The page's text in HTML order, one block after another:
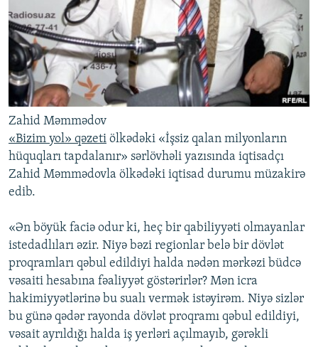
Zahid Məmmədov
«Bizim yol» qəzeti ölkədəki «İşsiz qalan milyonların
hüquqları tapdalanır» sərlövhəli yazısında iqtisadçı
Zahid Məmmədovla ölkədəki iqtisad durumu müzakirə
edib.
«Ən böyük faciə odur ki, heç bir qabiliyyəti olmayanlar
istedadlıları əzir. Niyə bəzi regionlar belə bir dövlət
proqramları qəbul edildiyi halda nədən mərkəzi büdcə
vəsaiti hesabına fəaliyyət göstərirlər? Mən icra
hakimiyyətlərinə bu sualı vermək istəyirəm. Niyə sizlər
bu günə qədər rayonda dövlət proqramı qəbul edildiyi,
vəsait ayrıldığı halda iş yerləri açılmayıb, gərəkli